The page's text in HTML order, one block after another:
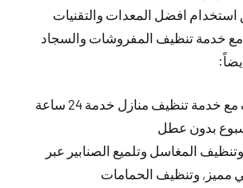
افضل المعدات والتقنيات
مع خدمة تنظيف المفروشات والسجاد
أعمال التنظيف مع خدمة تنظيف منازل خدمة 24 ساعة
بدون عطل
المغاسل وتلميع الصنابير عبر
مميز, وتنظيف الحمامات